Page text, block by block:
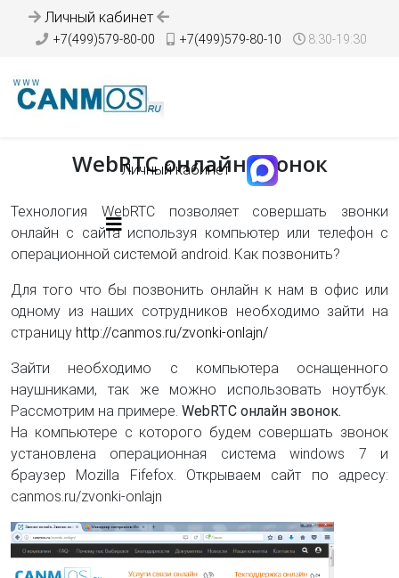
Личный кабинет
+7(499)579-80-00 +7(499)579-80-10 8:30-19:30
Личный кабинет
WebRTC онлайн звонок
Технология WebRTC позволяет совершать звонки
онлайн с сайта используя компьютер или телефон с
операционной системой android. Как позвонить?
Для того что бы позвонить онлайн к нам в офис или
одному из наших сотрудников необходимо зайти на
страницу http://canmos.ru/zvonki-onlajn/
Зайти необходимо с компьютера оснащенного
наушниками, так же можно использовать ноутбук.
Рассмотрим на примере. WebRTC онлайн звонок.
На компьютере с которого будем совершать звонок
установлена операционная система windows 7 и
браузер Mozilla Fifefox. Открываем сайт по адресу:
canmos.ru/zvonki-onlajn